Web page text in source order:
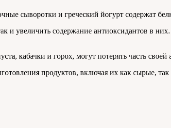
сыворотки и греческий йогурт содержат
и увеличить содержание антиоксидантов в
кабачки и горох, могут потерять часть
продуктов, включая их как сырые,